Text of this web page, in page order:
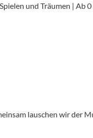
und Träumen | Ab 0
lauschen wir der